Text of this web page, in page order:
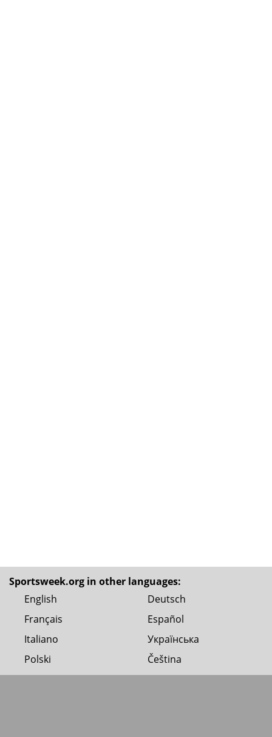
Sportsweek.org in other languages:
English
Deutsch
Français
Español
Italiano
Українська
Polski
Čeština